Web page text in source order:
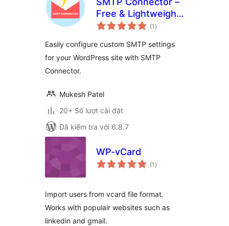
Free & Lightweight
SMTP Plugin for
(1 tổng
đánh
)
Easily configure custom SMTP settings
for your WordPress site with SMTP
Connector.
Mukesh Patel
20+ Số lượt cài đặt
Đã kiểm tra với 6.8.7
WP-vCard
(1 tổng
đánh
)
Import users from vcard file format.
Works with populair websites such as
linkedin and gmail.